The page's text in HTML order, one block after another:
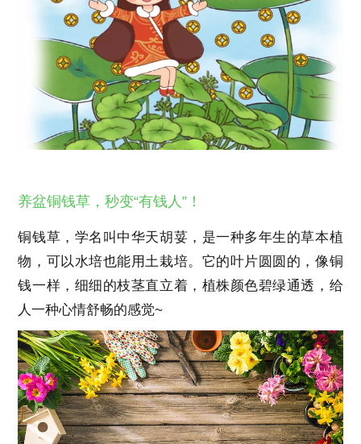
养盆铜钱草，秒变“有钱人”！
铜钱草，学名叫中华天胡荽，是一种多年生的草本植
物，可以水培也能用土栽培。它的叶片圆圆的，像铜
钱一样，细细的枝茎直立着，植株颜色碧绿通透，给
人一种心情舒畅的感觉~